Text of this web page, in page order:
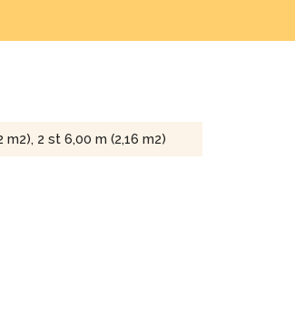
m2), 2 st 6,00 m (2,16 m2)